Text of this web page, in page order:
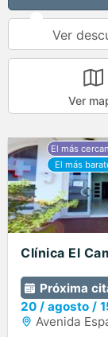
Ver
Ver
Clínica El
Próxima
20 / agosto /
Avenida